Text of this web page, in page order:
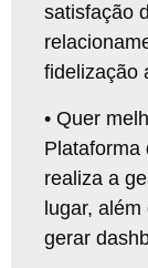
satisfação
fidelização
• Quer
Plataforma
realiza a
lugar,
gerar